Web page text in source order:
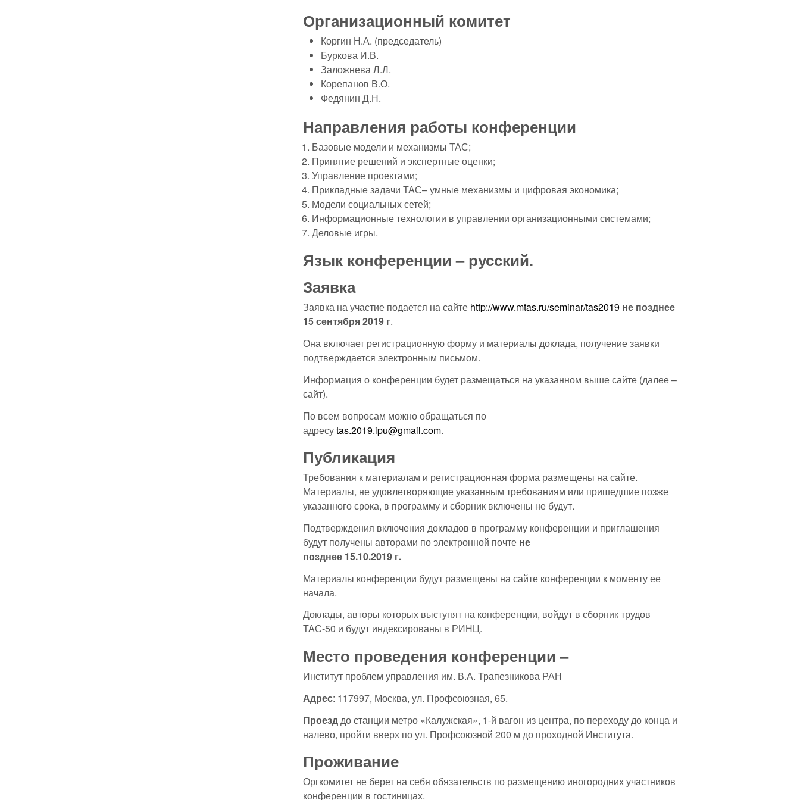
Организационный комитет
Коргин Н.А. (председатель)
Буркова И.В.
Заложнева Л.Л.
Корепанов В.О.
Федянин Д.Н.
Направления работы конференции
Базовые модели и механизмы ТАС;
Принятие решений и экспертные оценки;
Управление проектами;
Прикладные задачи ТАС– умные механизмы и цифровая экономика;
Модели социальных сетей;
Информационные технологии в управлении организационными системами;
Деловые игры.
Язык конференции – русский.
Заявка
Заявка на участие подается на сайте http://www.mtas.ru/seminar/tas2019 не позднее
15 сентября 2019 г.
Она включает регистрационную форму и материалы доклада, получение заявки
подтверждается электронным письмом.
Информация о конференции будет размещаться на указанном выше сайте (далее –
сайт).
По всем вопросам можно обращаться по
адресуtas.2019.ipu@gmail.com.
Публикация
Требования к материалам и регистрационная форма размещены на сайте.
Материалы, не удовлетворяющие указанным требованиям или пришедшие позже
указанного срока, в программу и сборник включены не будут.
Подтверждения включения докладов в программу конференции и приглашения
будут получены авторами по электронной почте не
позднее 15.10.2019 г.
Материалы конференции будут размещены на сайте конференции к моменту ее
начала.
Доклады, авторы которых выступят на конференции, войдут в сборник трудов
ТАС-50 и будут индексированы в РИНЦ.
Место проведения конференции –
Институт проблем управления им. В.А. Трапезникова РАН
Адрес: 117997, Москва, ул. Профсоюзная, 65.
Проезд до станции метро «Калужская», 1-й вагон из центра, по переходу до конца и
налево, пройти вверх по ул. Профсоюзной 200 м до проходной Института.
Проживание
Оргкомитет не берет на себя обязательств по размещению иногородних участников
конференции в гостиницах.